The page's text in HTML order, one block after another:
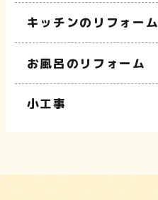
キッチンのリフォーム
お風呂のリフォーム
小工事